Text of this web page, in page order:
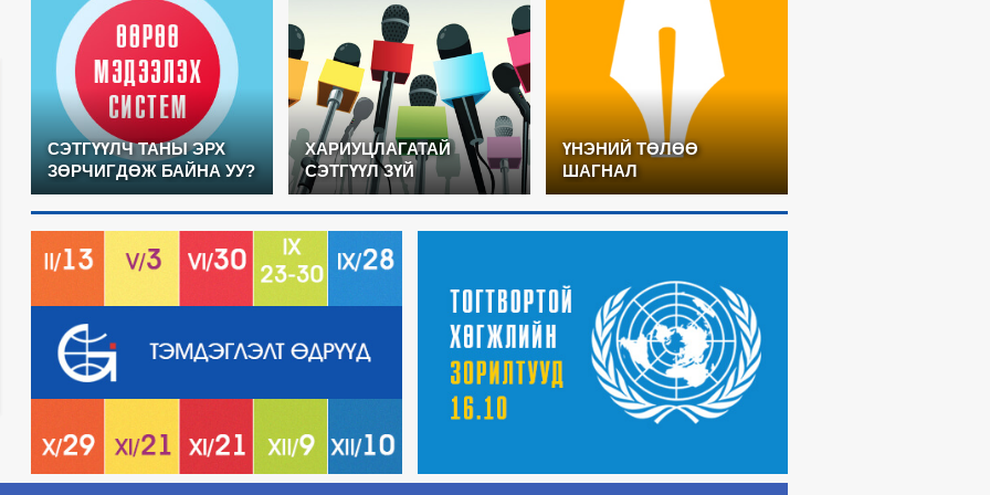
СЭТГҮҮЛЧ ТАНЫ ЭРХ
ЗӨРЧИГДӨЖ БАЙНА УУ?
ХАРИУЦЛАГАТАЙ
СЭТГҮҮЛ ЗҮЙ
ҮНЭНИЙ ТӨЛӨӨ
ШАГНАЛ